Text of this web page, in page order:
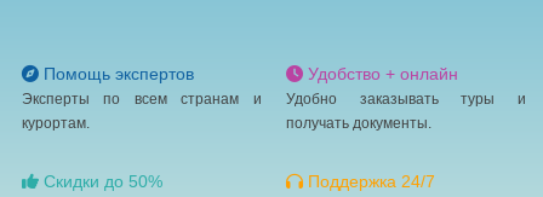
Помощь экспертов
Эксперты по всем странам и
курортам.
Удобство + онлайн
Удобно заказывать туры и
получать документы.
Скидки до 50% Поддержка 24/7